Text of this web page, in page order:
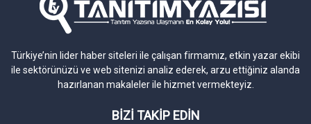
Türkiye’nin lider haber siteleri ile çalışan firmamız, etkin yazar ekibi
ile sektörünüzü ve web sitenizi analiz ederek, arzu ettiğiniz alanda
hazırlanan makaleler ile hizmet vermekteyiz.
BİZİ TAKİP EDİN